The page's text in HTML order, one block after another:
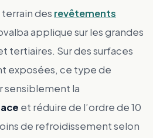
des revêtements
applique sur les grandes
tertiaires. Sur des surfaces
exposées, ce type de
sensiblement la
et réduire de l’ordre de 10
de refroidissement selon